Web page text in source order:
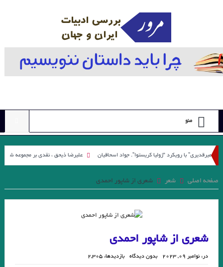
منو
با رویکرد “ژولیا کریستوا”. جواد اسحاقیان علیرضا ذیحق ، نقدی بر مجموعه شعر ” کوچه
صفحه اصلی شعر شعری از شاپور احمدی
شعری از شاپور احمدی
در: نوامبر 09, 2023 بدون دیدگاه بازدیدها: 2,305